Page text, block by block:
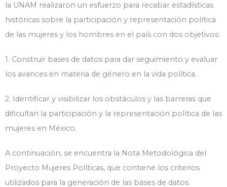
la UNAM realizaron un esfuerzo para recabar estadísticas
históricas sobre la participación y representación política
de las mujeres y los hombres en el país con dos objetivos:
1. Construir bases de datos para dar seguimiento y evaluar
los avances en materia de género en la vida política.
2. Identificar y visibilizar los obstáculos y las barreras que
dificultan la participación y la representación política de las
mujeres en México.
A continuación, se encuentra la Nota Metodológica del
Proyecto Mujeres Políticas, que contiene los criterios
utilizados para la generación de las bases de datos.